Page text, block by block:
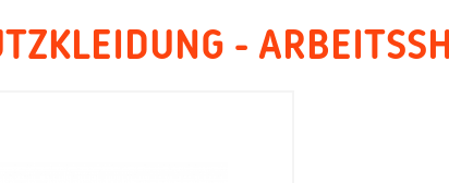
-